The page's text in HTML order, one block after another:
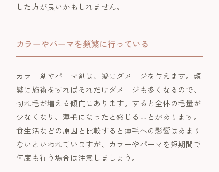
した方が良いかもしれません。
カラーやパーマを頻繁に行っている
カラー剤やパーマ剤は、髪にダメージを与えます。頻
繁に施術をすればそれだけダメージも多くなるので、
切れ毛が増える傾向にあります。すると全体の毛量が
少なくなり、薄毛になったと感じることがあります。
食生活などの原因と比較すると薄毛への影響はあまり
ないといわれていますが、カラーやパーマを短期間で
何度も行う場合は注意しましょう。